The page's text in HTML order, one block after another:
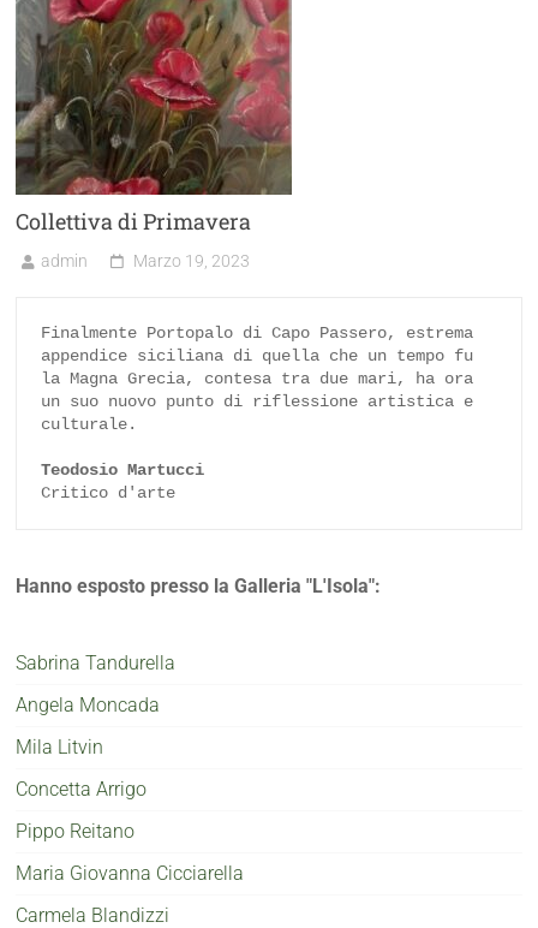
Collettiva di Primavera
admin Marzo 19, 2023
Finalmente Portopalo di Capo Passero, estrema
appendice siciliana di quella che un tempo fu
la Magna Grecia, contesa tra due mari, ha ora
un suo nuovo punto di riflessione artistica e
culturale.
Teodosio Martucci
Critico d'arte
Hanno esposto presso la Galleria "L'Isola":
Sabrina Tandurella
Angela Moncada
Mila Litvin
Concetta Arrigo
Pippo Reitano
Maria Giovanna Cicciarella
Carmela Blandizzi